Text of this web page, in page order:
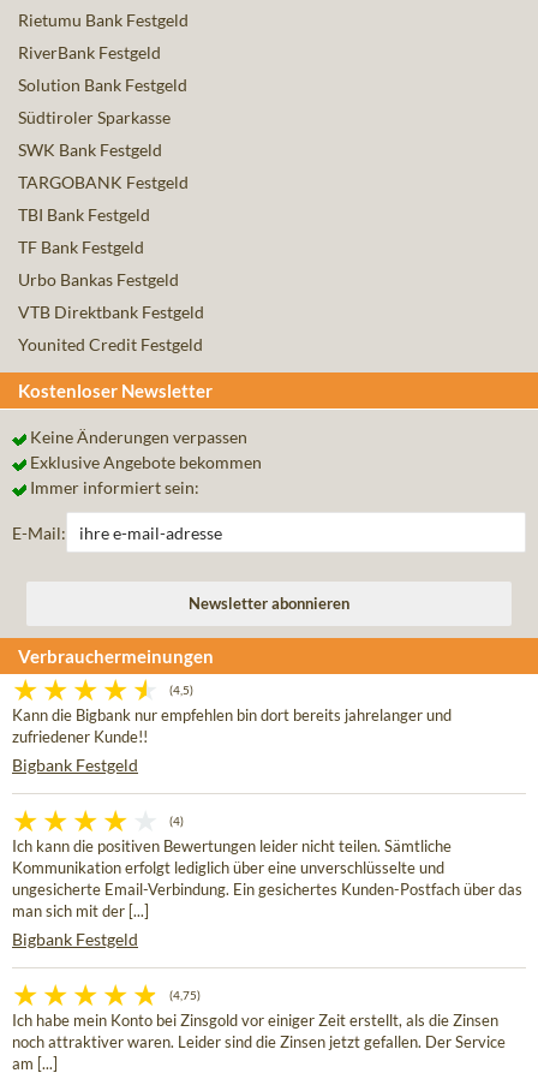
Rietumu Bank Festgeld
RiverBank Festgeld
Solution Bank Festgeld
Südtiroler Sparkasse
SWK Bank Festgeld
TARGOBANK Festgeld
TBI Bank Festgeld
TF Bank Festgeld
Urbo Bankas Festgeld
VTB Direktbank Festgeld
Younited Credit Festgeld
Kostenloser Newsletter
Keine Änderungen verpassen
Exklusive Angebote bekommen
Immer informiert sein:
E-Mail:
Verbrauchermeinungen
(4,5)
Kann die Bigbank nur empfehlen bin dort bereits jahrelanger und
zufriedener Kunde!!
Bigbank Festgeld
(4)
Ich kann die positiven Bewertungen leider nicht teilen. Sämtliche
Kommunikation erfolgt lediglich über eine unverschlüsselte und
ungesicherte Email-Verbindung. Ein gesichertes Kunden-Postfach über das
man sich mit der [...]
Bigbank Festgeld
(4,75)
Ich habe mein Konto bei Zinsgold vor einiger Zeit erstellt, als die Zinsen
noch attraktiver waren. Leider sind die Zinsen jetzt gefallen. Der Service
am [...]